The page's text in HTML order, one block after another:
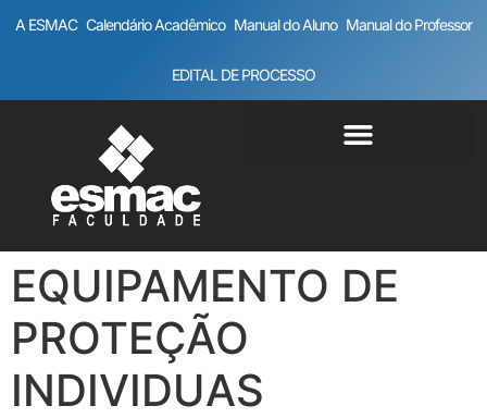
A ESMAC Calendário Acadêmico Manual do Aluno Manual do Professor
EDITAL DE PROCESSO
EQUIPAMENTO DE
PROTEÇÃO
INDIVIDUAS